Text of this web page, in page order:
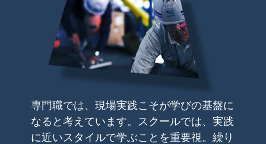
専門職では、現場実践こそが学びの基盤に
なると考えています。スクールでは、実践
に近いスタイルで学ぶことを重要視。繰り